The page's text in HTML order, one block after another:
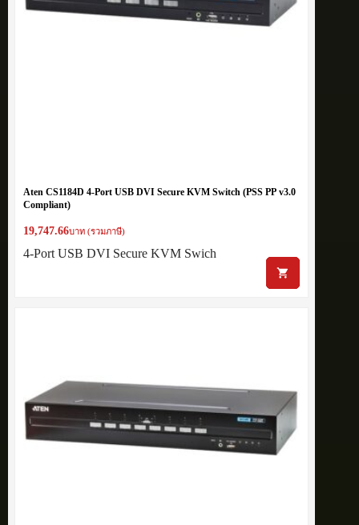
Aten CS1184D 4-Port USB DVI Secure KVM Switch (PSS PP v3.0
Compliant)
19,747.66บาท (รวมภาษี)
4-Port USB DVI Secure KVM Swich